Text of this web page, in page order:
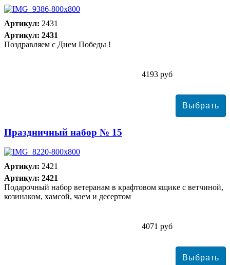
Артикул: 2431
Артикул: 2431
Поздравляем с Днем Победы !
4193 руб
Праздничный набор № 15
Артикул: 2421
Артикул: 2421
Подарочный набор ветеранам в крафтовом ящике с ветчиной,
козинаком, хамсой, чаем и десертом
4071 руб